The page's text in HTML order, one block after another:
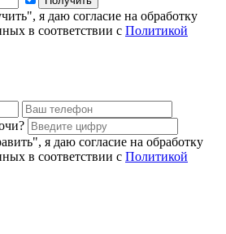
я даю согласие на обработку
в соответствии с Политикой
я даю согласие на обработку
в соответствии с Политикой